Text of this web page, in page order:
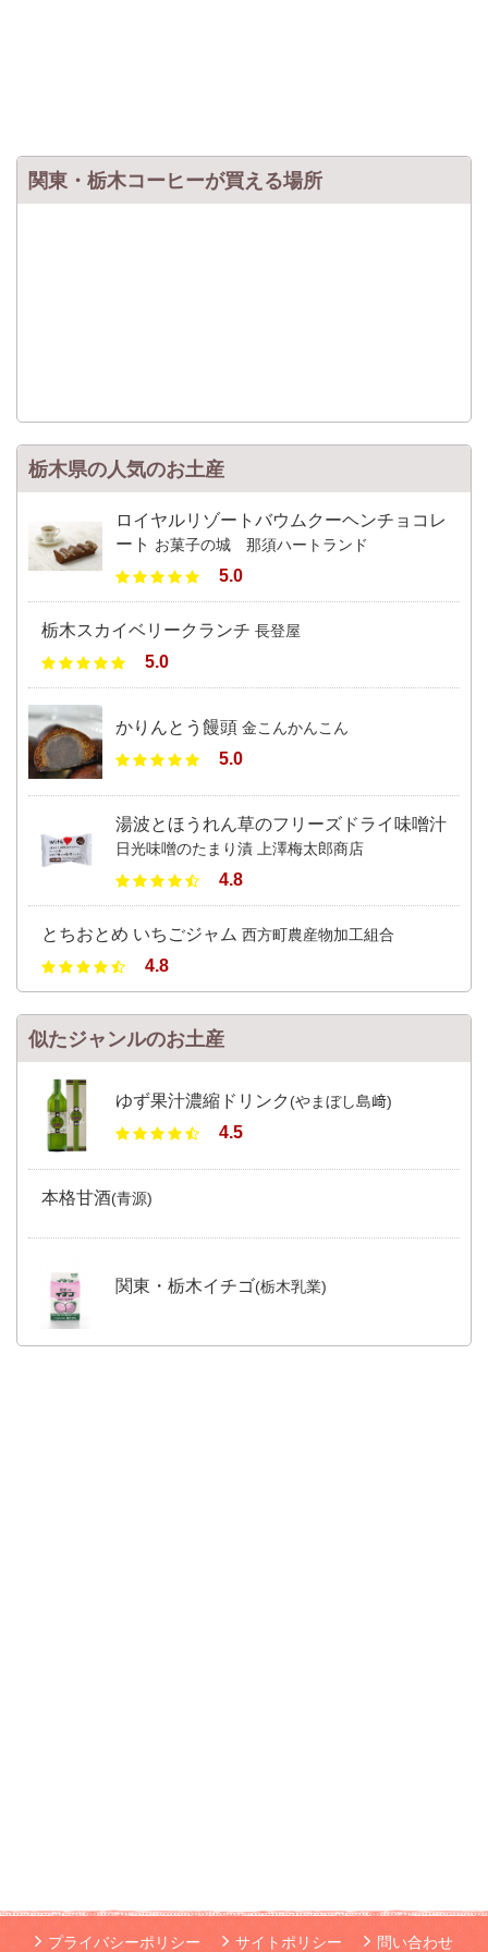
関東・栃木コーヒーが買える場所
栃木県の人気のお土産
ロイヤルリゾートバウムクーヘンチョコレ
ート お菓子の城 那須ハートランド
5.0
栃木スカイベリークランチ 長登屋
5.0
かりんとう饅頭 金こんかんこん
5.0
湯波とほうれん草のフリーズドライ味噌汁
日光味噌のたまり漬 上澤梅太郎商店
4.8
とちおとめ いちごジャム 西方町農産物加工組合
4.8
似たジャンルのお土産
ゆず果汁濃縮ドリンク (やまぼし島﨑)
4.5
本格甘酒(青源)
関東・栃木イチゴ(栃木乳業)
プライバシーポリシー サイトポリシー 問い合わせ